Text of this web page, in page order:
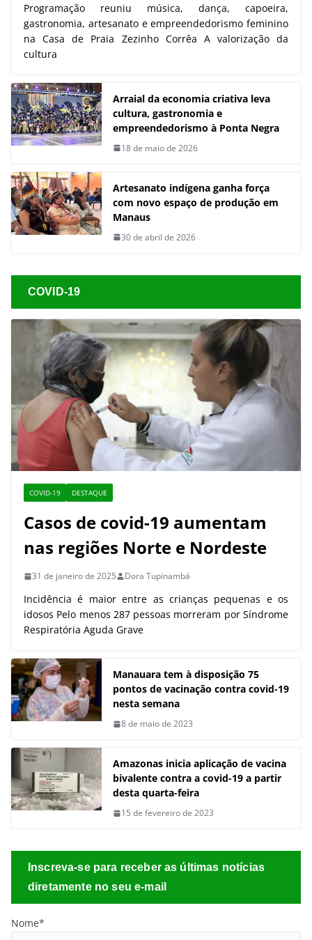
Programação reuniu música, dança, capoeira,
gastronomia, artesanato e empreendedorismo feminino
na Casa de Praia Zezinho Corrêa A valorização da
cultura
Arraial da economia criativa leva
cultura, gastronomia e
empreendedorismo à Ponta Negra
18 de maio de 2026
Artesanato indígena ganha força
com novo espaço de produção em
Manaus
30 de abril de 2026
COVID-19
COVID-19 DESTAQUE
Casos de covid-19 aumentam
nas regiões Norte e Nordeste
31 de janeiro de 2025 Dora Tupinambá
Incidência é maior entre as crianças pequenas e os
idosos Pelo menos 287 pessoas morreram por Síndrome
Respiratória Aguda Grave
Manauara tem à disposição 75
pontos de vacinação contra covid-19
nesta semana
8 de maio de 2023
Amazonas inicia aplicação de vacina
bivalente contra a covid-19 a partir
desta quarta-feira
15 de fevereiro de 2023
Inscreva-se para receber as últimas notícias
diretamente no seu e-mail
Nome*